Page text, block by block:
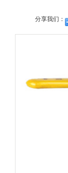
分享我们：